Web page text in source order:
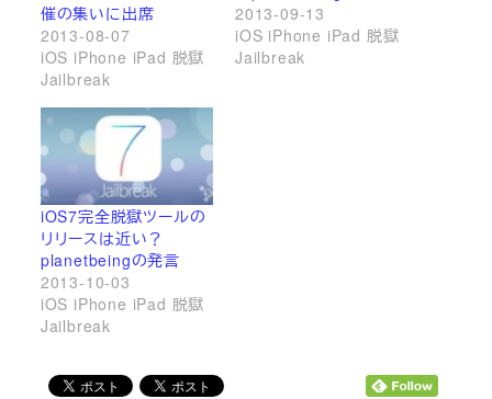
催の集いに出席
2013-08-07
iOS iPhone iPad 脱獄
Jailbreak
2013-09-13
iOS iPhone iPad 脱獄
Jailbreak
iOS7完全脱獄ツールの
リリースは近い？
planetbeingの発言
2013-10-03
iOS iPhone iPad 脱獄
Jailbreak